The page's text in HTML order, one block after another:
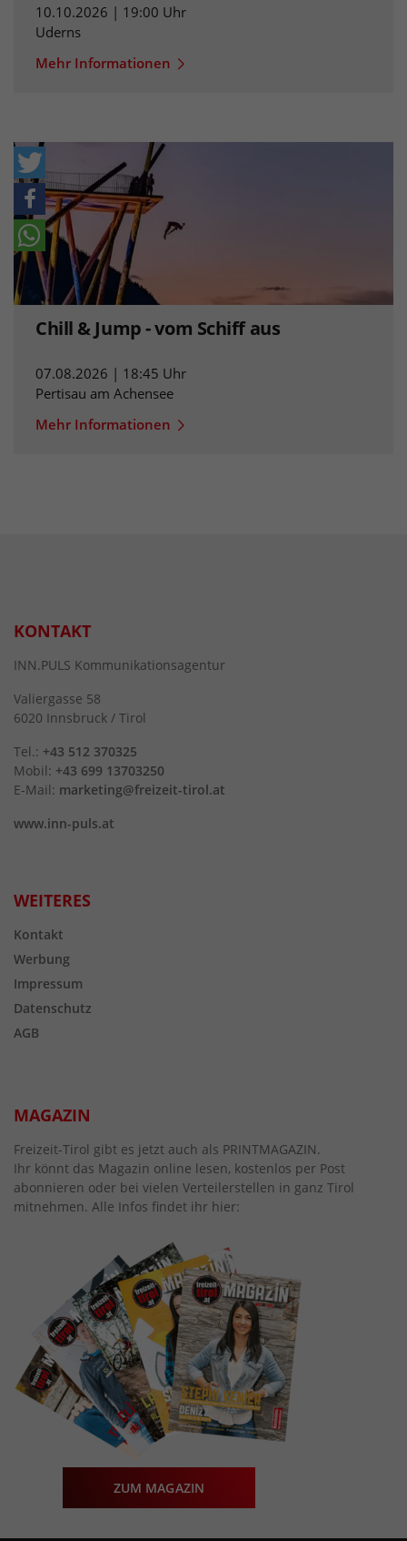
10.10.2026 | 19:00 Uhr
Uderns
Mehr Informationen
Chill & Jump - vom Schiff aus
07.08.2026 | 18:45 Uhr
Pertisau am Achensee
Mehr Informationen
KONTAKT
INN.PULS Kommunikationsagentur
Valiergasse 58
6020 Innsbruck / Tirol
Tel.: +43 512 370325
Mobil: +43 699 13703250
E-Mail: marketing@freizeit-tirol.at
www.inn-puls.at
WEITERES
Kontakt
Werbung
Impressum
Datenschutz
AGB
MAGAZIN
Freizeit-Tirol gibt es jetzt auch als PRINTMAGAZIN.
Ihr könnt das Magazin online lesen, kostenlos per Post
abonnieren oder bei vielen Verteilerstellen in ganz Tirol
mitnehmen. Alle Infos findet ihr hier:
ZUM MAGAZIN